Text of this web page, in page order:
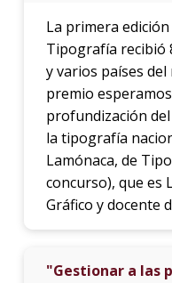
La primera
Tipografía recibió
y varios países
premio
profundización
la tipografía
Lamónaca, de
concurso), que es
Gráfico y docente
"Gestionar a las